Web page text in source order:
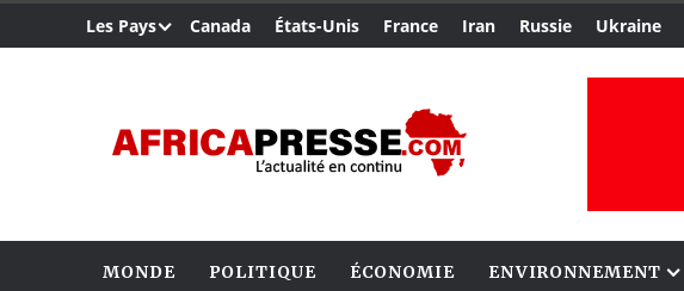
Les Pays Canada États-Unis France Iran Russie Ukraine
MONDE POLITIQUE ÉCONOMIE ENVIRONNEMENT